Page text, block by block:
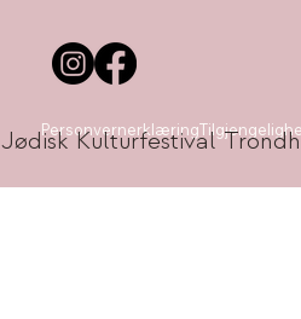
Personvernerklæring
Kulturfestival